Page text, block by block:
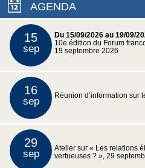
AGENDA
15
sep
Du 15/09/2026 au 19/09/
10e édition du Forum
19 septembre 2026
16
sep Réunion d’information sur
29
sep
Atelier sur « Les relations
vertueuses ? », 29